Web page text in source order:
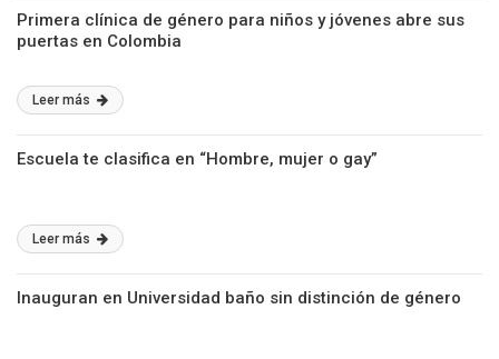
Primera clínica de género para niños y jóvenes abre sus
puertas en Colombia
Leer más
Escuela te clasifica en “Hombre, mujer o gay”
Leer más
Inauguran en Universidad baño sin distinción de género